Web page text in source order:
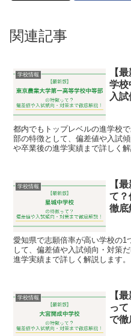
関連記事
学校情報
【
学校
入
都内でもトップレベルの進学校
部の特徴として、偏差値や入試
や卒業後の進学実績まで詳しく解
学校情報
【
て？
徹底
愛知県で志願倍率が高い学校の1
して、偏差値や入試傾向・対策
進学実績まで詳しく解説します。
学校情報
【
っ
で徹